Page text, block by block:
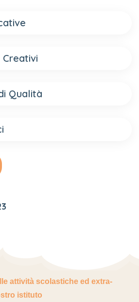
Qualità
attività scolastiche ed extra-
istituto